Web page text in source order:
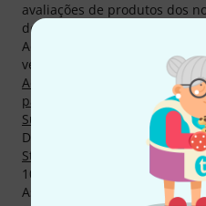
avaliações de produtos dos
de teste de revistas (todas as
Actualmente 56 produtos de
vendidos em Thomann, entre
Acessórios para mesas DJ,
para microfones
Cadeiras
Suportes para percussão
Destaque e artigo mais
Stand + Cable 10 m Pack, do
100.000.
As páginas de produtos de